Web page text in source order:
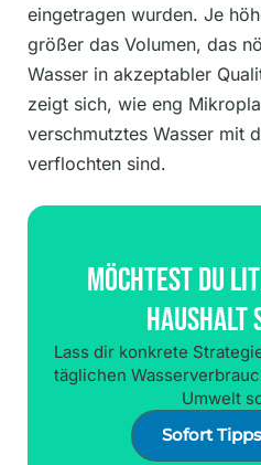
eingetragen wurden. Je
größer das Volumen, das
Wasser in akzeptabler
zeigt sich, wie eng
verschmutztes Wasser mit
verflochten sind.
Möchtest Du
Haushalt
Lass dir konkrete
täglichen
Umwelt
Sofort